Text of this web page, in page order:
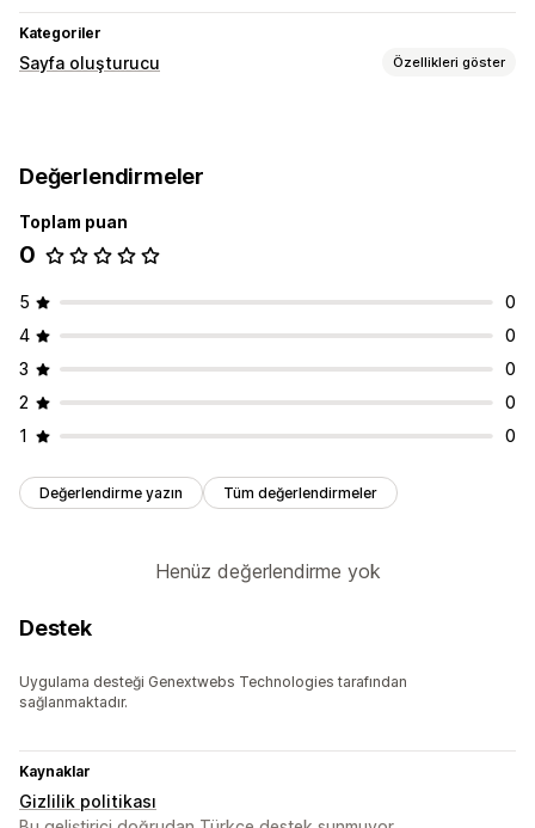
Kategoriler
Sayfa oluşturucu Özellikleri göster
SSS İletişim sayfaları
Değerlendirmeler sayfası
Sayfaları yönetme
Değerlendirmeler
Toplam puan
0
5
0
4
0
3
0
2
0
1
0
Değerlendirme yazın Tüm değerlendirmeler
Henüz değerlendirme yok
Destek
Uygulama desteği Genextwebs Technologies tarafından
sağlanmaktadır.
Kaynaklar
Gizlilik politikası